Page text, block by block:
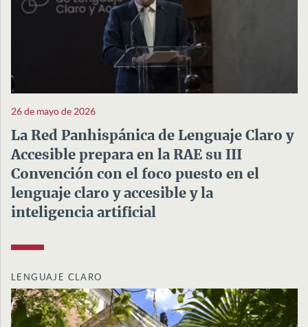
26 de mayo de 2026
La Red Panhispánica de Lenguaje Claro y
Accesible prepara en la RAE su III
Convención con el foco puesto en el
lenguaje claro y accesible y la
inteligencia artificial
LENGUAJE CLARO